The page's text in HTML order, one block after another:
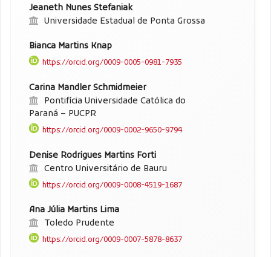
Jeaneth Nunes Stefaniak
Universidade Estadual de Ponta Grossa
Bianca Martins Knap
https://orcid.org/0009-0005-0981-7935
Carina Mandler Schmidmeier
Pontifícia Universidade Católica do
Paraná – PUCPR
https://orcid.org/0009-0002-9650-9794
Denise Rodrigues Martins Forti
Centro Universitário de Bauru
https://orcid.org/0009-0008-4519-1687
Ana Júlia Martins Lima
Toledo Prudente
https://orcid.org/0009-0007-5878-8637